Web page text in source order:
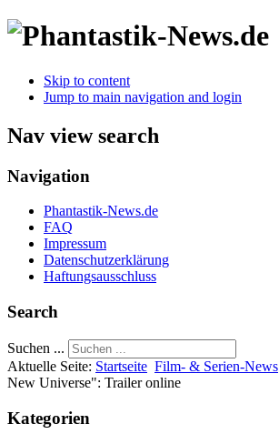
Skip to content
Jump to main navigation and login
Nav view search
Navigation
Phantastik-News.de
FAQ
Impressum
Datenschutzerklärung
Haftungsausschluss
Search
Suchen ...
Aktuelle Seite: Startseite Film- & Serien-News
New Universe": Trailer online
Kategorien